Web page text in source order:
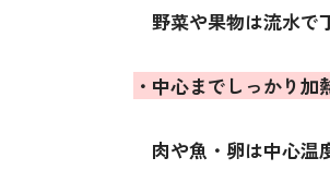
野菜や果物は流水で
・中心までしっかり加
肉や魚・卵は中心温